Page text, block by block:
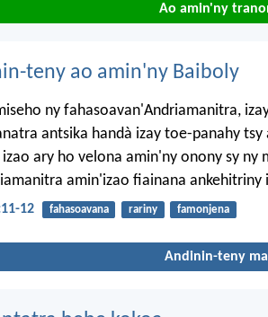
Ao amin'ny
teny ao amin'ny Baiboly
ny fahasoavan'Andriamanitra,
antsika handà izay toe-panahy
ary ho velona amin'ny onony sy ny
amin'izao fiainana ankehitriny
12 fahasoavana rariny famonjena
Andinin-teny